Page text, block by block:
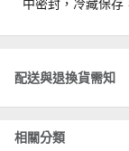
中密封，冷藏保存
配送與退換貨需知
相關分類